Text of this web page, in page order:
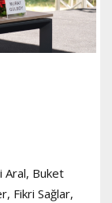
Aral, Buket
Fikri Sağlar,